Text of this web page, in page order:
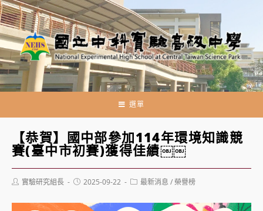
跳
轉
至
主
要
內
選單
【恭賀】國中部參加114年環境知識競
賽(臺中市初賽)獲得佳績￼￼
Post實驗研究組長
Post2025-09-22
Post最新消息 /榮譽榜